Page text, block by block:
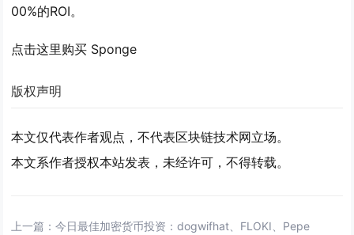
00%的ROI。
点击这里购买 Sponge
版权声明
本文仅代表作者观点，不代表区块链技术网立场。
本文系作者授权本站发表，未经许可，不得转载。
上一篇：今日最佳加密货币投资：dogwifhat、FLOKI、Pepe